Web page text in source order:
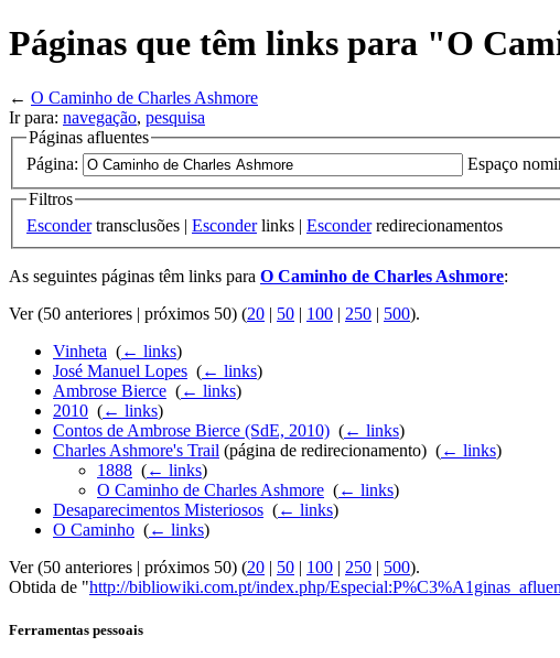
Páginas que têm links para "O
← O Caminho de Charles Ashmore
Ir para: navegação, pesquisa
Páginas afluentes
Página:
Espaço
Filtros
Escondertransclusões | Esconderlinks | Esconderredirecionamentos
As seguintes páginas têm links para O Caminho de Charles Ashmore:
Ver (50 anteriores | próximos 50) (20 | 50 | 100 | 250 | 500).
Vinheta (← links)
José Manuel Lopes (← links)
Ambrose Bierce (← links)
2010 (← links)
Contos de Ambrose Bierce (SdE, 2010) (← links)
Charles Ashmore's Trail (página de redirecionamento) ‎ (← links)
1888 (← links)
O Caminho de Charles Ashmore (← links)
Desaparecimentos Misteriosos (← links)
O Caminho (← links)
Ver (50 anteriores | próximos 50) (20 | 50 | 100 | 250 | 500).
Obtida de "http://bibliowiki.com.pt/index.php/
Ferramentas pessoais